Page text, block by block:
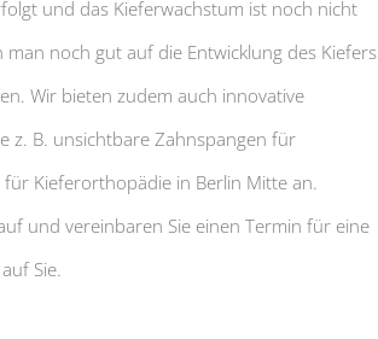
und das Kieferwachstum ist noch nicht
noch gut auf die Entwicklung des Kiefers
Wir bieten zudem auch innovative
z. B. unsichtbare Zahnspangen für
Kieferorthopädie in Berlin Mitte an.
und vereinbaren Sie einen Termin für eine
Sie.